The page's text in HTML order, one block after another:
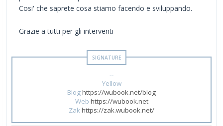
Cosi' che saprete cosa stiamo facendo e sviluppando.
Grazie a tutti per gli interventi
--
Yellow
Bloghttps://wubook.net/blog
Web https://wubook.net
Zak https://zak.wubook.net/